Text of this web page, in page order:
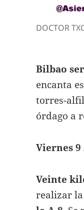
DOCTOR
Bilbao
encanta
torres-
órdago a
Veinte
realizar